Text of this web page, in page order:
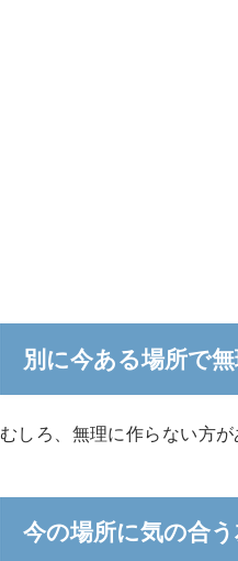
別に今ある場所で
むしろ、無理に作らない方
今の場所に気の合